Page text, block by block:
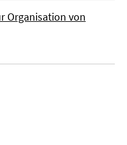
Organisation von